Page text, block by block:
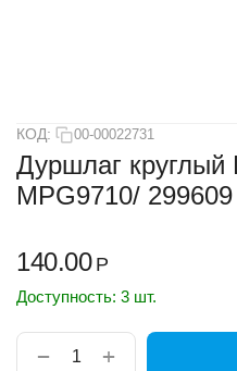
КОД: 00-00022731
Дуршлаг
MPG9710/ 299609
140.00 Р
Доступность: 3 шт.
+
−